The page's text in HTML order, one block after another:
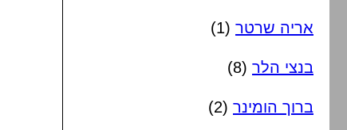
אריה שרטר (1)
בנצי הלר (8)
ברוך הומינר (2)